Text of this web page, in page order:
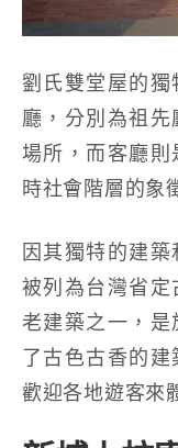
劉氏雙堂屋的
廳，分別為祖
場所，而客廳
時社會階層的象
因其獨特的建
被列為台灣省
老建築之一，
了古色古香的建
歡迎各地遊客來